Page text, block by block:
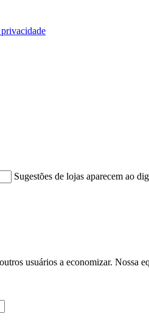
Sugestões de lojas aparecem ao
usuários a economizar. Nossa